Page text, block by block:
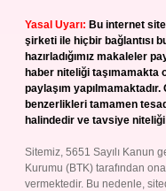
Yasal Uyarı: Bu internet
şirketi ile hiçbir bağlantısı
hazırladığımız makaleler
haber niteliği taşımamakta
paylaşım
benzerlikleri tamamen
halindedir ve tavsiye niteliği
Sitemiz, 5651 Sayılı Kanun
Kurumu (BTK) tarafından
vermektedir. Bu nedenle,